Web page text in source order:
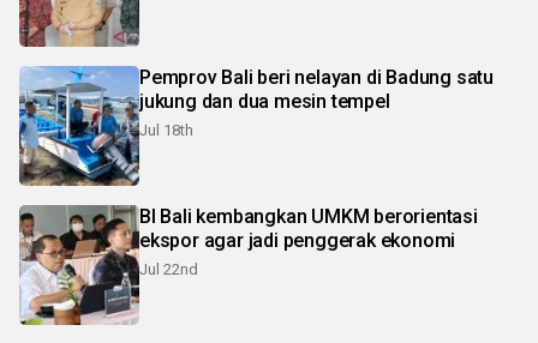
Pemprov Bali beri nelayan di Badung satu
jukung dan dua mesin tempel
Jul 18th
BI Bali kembangkan UMKM berorientasi
ekspor agar jadi penggerak ekonomi
Jul 22nd